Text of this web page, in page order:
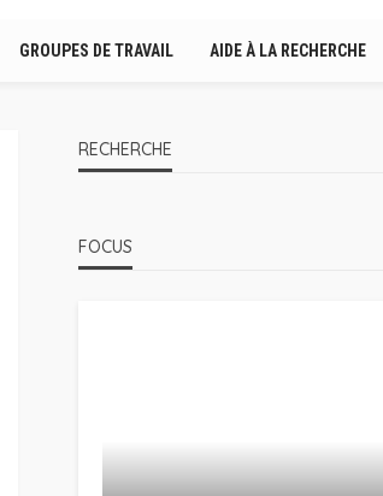
GROUPES DE TRAVAIL AIDE À LA RECHERCHE
RECHERCHE
FOCUS